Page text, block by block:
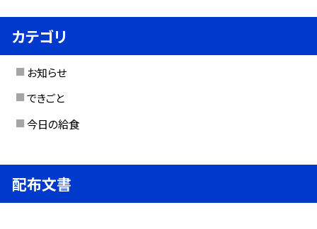
カテゴリ
お知らせ
できごと
今日の給食
配布文書